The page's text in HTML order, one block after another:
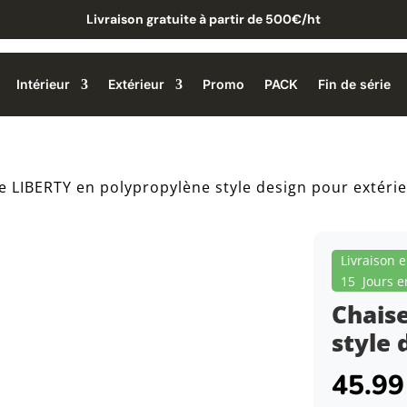
Livraison gratuite à partir de 500€/ht
Intérieur Extérieur Promo PACK Fin de série
LIBERTY en polypropylène style design pour
Livraison
15 Jours
style